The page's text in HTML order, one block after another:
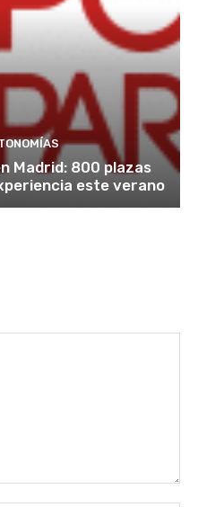
Madrid: 800 plazas
este verano